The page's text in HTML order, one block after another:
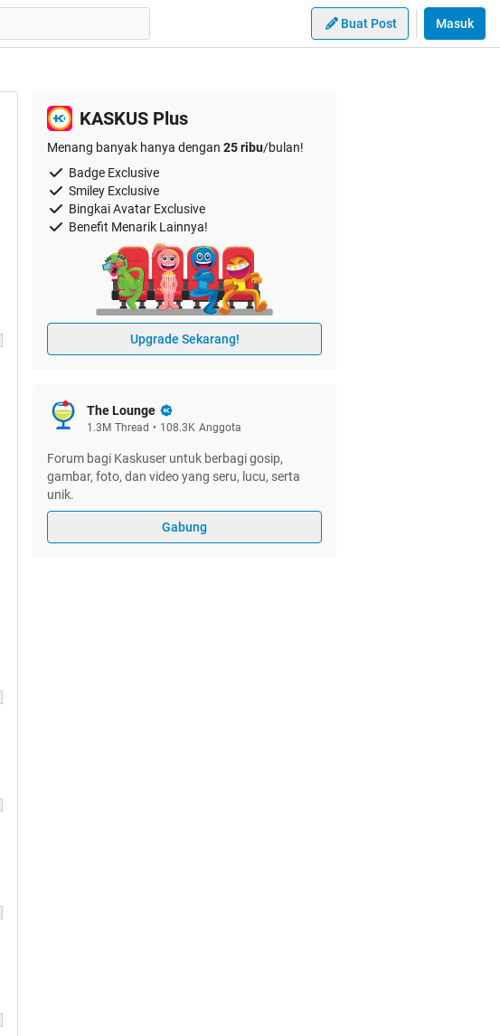
Buat Post Masuk
KASKUS Plus
Menang banyak hanya dengan 25 ribu/bulan!
Badge Exclusive
Smiley Exclusive
Bingkai Avatar Exclusive
Benefit Menarik Lainnya!
Upgrade Sekarang!
The Lounge
1.3M Thread • 108.3K Anggota
Forum bagi Kaskuser untuk berbagi gosip,
gambar, foto, dan video yang seru, lucu, serta
unik.
Gabung